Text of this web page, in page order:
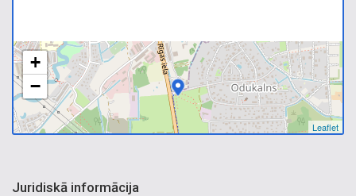
+
−
Leaflet
Juridiskā informācija